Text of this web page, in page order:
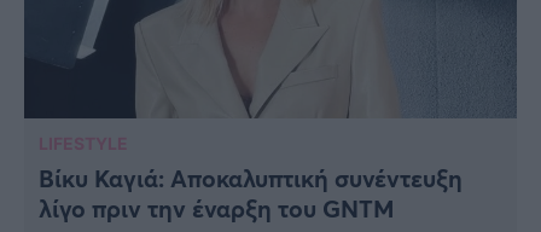
LIFESTYLE
Βίκυ Καγιά: Αποκαλυπτική συνέντευξη
λίγο πριν την έναρξη του GNTM